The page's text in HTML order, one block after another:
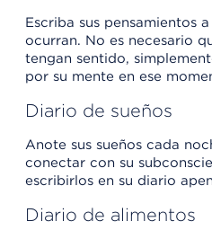
Escriba sus pensamientos
ocurran. No es necesario
tengan sentido,
por su mente en ese
Diario de sueños
Anote sus sueños cada
conectar con su
escribirlos en su diario
Diario de alimentos